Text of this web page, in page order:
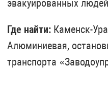
эвакуированных
Где найти: Каменск-
Алюминиевая,
транспорта